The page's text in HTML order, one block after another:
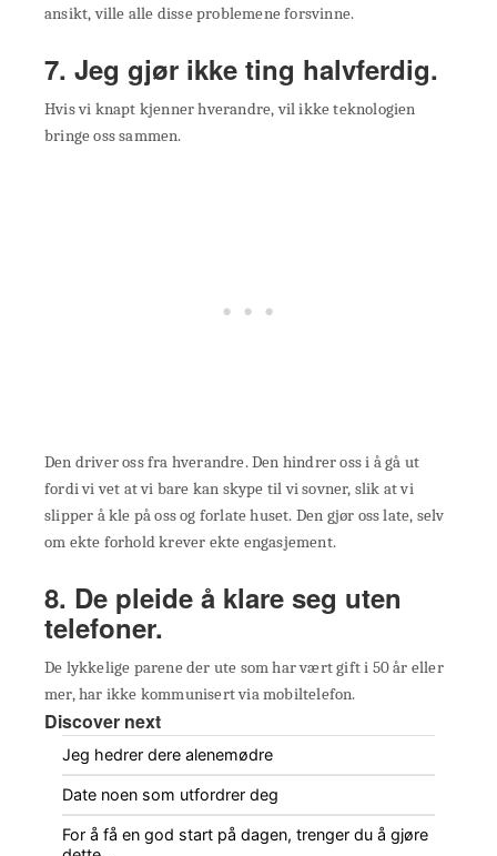
ansikt, ville alle disse problemene forsvinne.
7. Jeg gjør ikke ting halvferdig.
Hvis vi knapt kjenner hverandre, vil ikke teknologien
bringe oss sammen.
Den driver oss fra hverandre. Den hindrer oss i å gå ut
fordi vi vet at vi bare kan skype til vi sovner, slik at vi
slipper å kle på oss og forlate huset. Den gjør oss late, selv
om ekte forhold krever ekte engasjement.
8. De pleide å klare seg uten
telefoner.
De lykkelige parene der ute som har vært gift i 50 år eller
mer, har ikke kommunisert via mobiltelefon.
Discover next
Jeg hedrer dere alenemødre
Date noen som utfordrer deg
For å få en god start på dagen, trenger du å gjøre